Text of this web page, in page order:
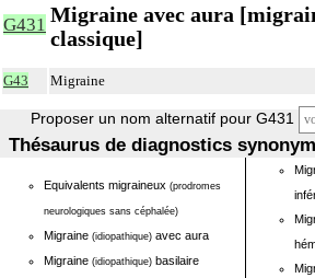
G431 Migraine avec aura
classique]
G43 Migraine
Proposer un nom alternatif pour G431
Thésaurus de diagnostics
Equivalents migraineux (prodromes
neurologiques sans céphalée)
Migraine (idiopathique) avec aura
Migraine (idiopathique) basilaire